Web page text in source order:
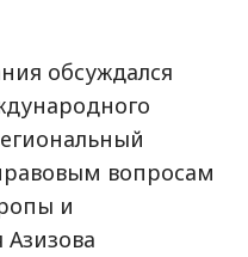
обсуждался
вопросам
и